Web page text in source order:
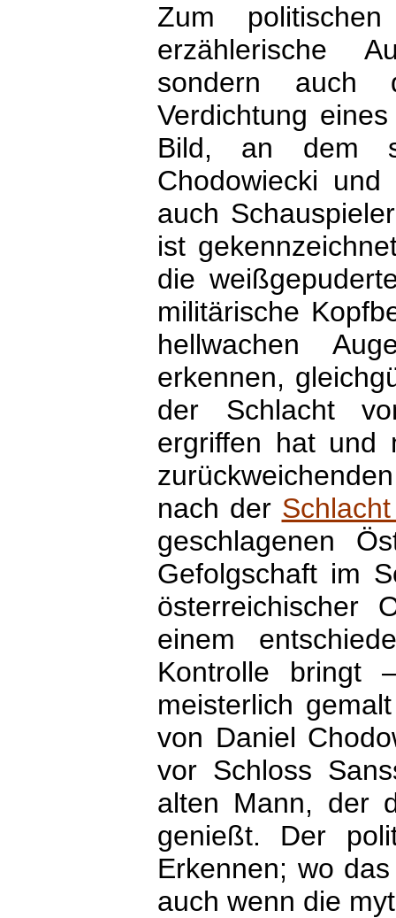
Zum
erzählerische
sondern auch
Verdichtung
Bild, an dem
Chodowiecki
auch
ist
die
militärische
hellwachen
erkennen,
der Schlacht
ergriffen hat und
nach der
geschlagenen
Gefolgschaft im
österreichischer
einem
Kontrolle bringt
meisterlich
von Daniel
vor Schloss
alten Mann, der
genießt. Der
Erkennen; wo
auch wenn die